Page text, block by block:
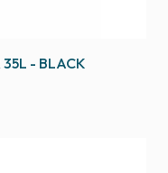
35L - BLACK